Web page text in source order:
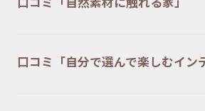
口コミ「自分で選んで楽しむイン